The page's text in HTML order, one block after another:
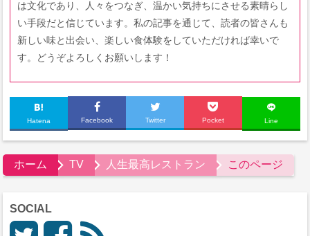
は文化であり、人々をつなぎ、温かい気持ちにさせる素晴らし
い手段だと信じています。私の記事を通じて、読者の皆さんも
新しい味と出会い、楽しい食体験をしていただければ幸いで
す。どうぞよろしくお願いします！
Hatena Facebook Twitter Pocket Line
ホーム TV 人生最高レストラン このページ
SOCIAL